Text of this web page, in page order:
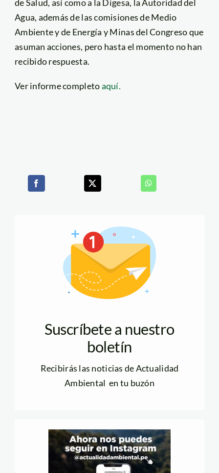
de Salud, así como a la Digesa, la Autoridad del
Agua, además de las comisiones de Medio
Ambiente y de Energía y Minas del Congreso que
asuman acciones, pero hasta el momento no han
recibido respuesta.
Ver informe completoaquí.
Suscríbete a nuestro
boletín
Recibirás las noticias de Actualidad
Ambiental en tu buzón